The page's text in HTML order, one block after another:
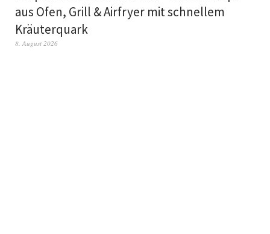
aus Ofen, Grill & Airfryer mit schnellem
Kräuterquark
8. August 2026